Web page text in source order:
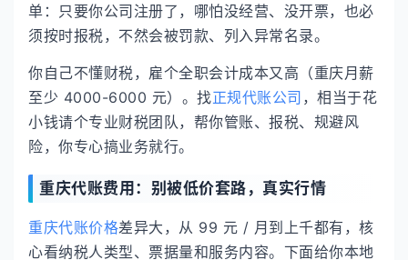
单：只要你公司注册了，哪怕没经营、没开票，也必
须按时报税，不然会被罚款、列入异常名录。
你自己不懂财税，雇个全职会计成本又高（重庆月薪
至少 4000-6000 元）。找正规代账公司 ，相当于花
小钱请个专业财税团队，帮你管账、报税、规避风
险，你专心搞业务就行。
重庆代账费用：别被低价套路，真实行情
重庆代账价格差异大，从 99 元 / 月到上千都有，核
心看纳税人类型、票据量和服务内容。下面给你本地